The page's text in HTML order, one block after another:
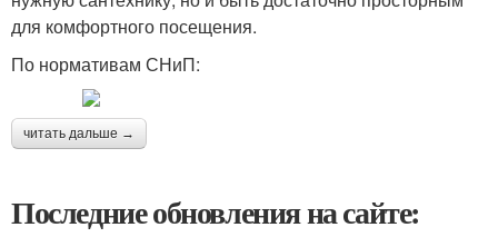
для комфортного посещения.
По нормативам СНиП:
читать дальше →
Последние обновления на сайте: